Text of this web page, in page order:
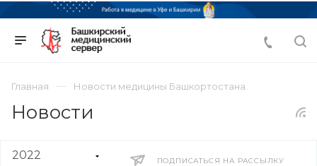
Главная Новости медицины Башкортостана
Новости
ПОДПИСАТЬСЯ НА РАССЫЛКУ